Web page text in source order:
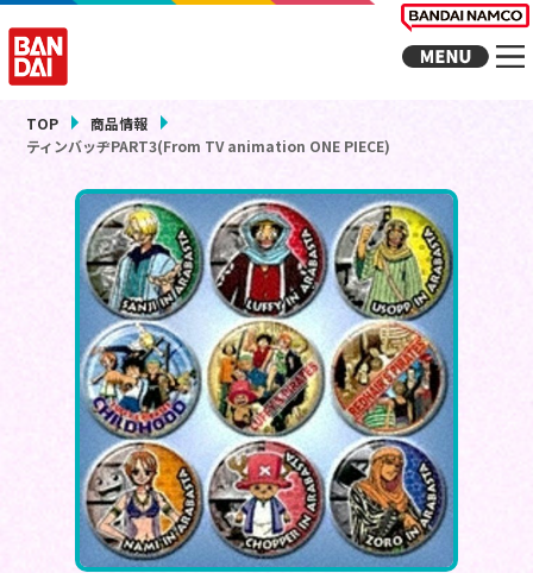
TOP
商品情報
ティンバッヂPART3(From TV animation ONE PIECE)